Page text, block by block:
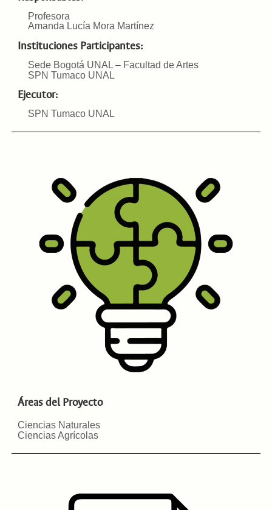
Profesora
Amanda Lucía Mora Martínez
Instituciones Participantes:
Sede Bogotá UNAL – Facultad de Artes
SPN Tumaco UNAL
Ejecutor:
SPN Tumaco UNAL
Áreas del Proyecto
Ciencias Naturales
Ciencias Agrícolas